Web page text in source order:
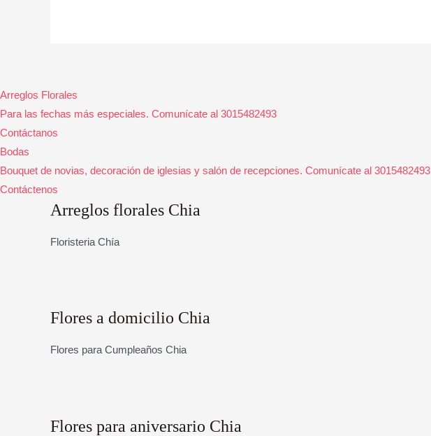
Arreglos Florales
Para las fechas más especiales. Comunícate al 3015482493
Contáctanos
Bodas
Bouquet de novias, decoración de iglesias y salón de recepciones. Comunícate al 3015482493
Contáctenos
Arreglos florales Chia
Floristeria Chía
Flores a domicilio Chia
Flores para Cumpleaños Chia
Flores para aniversario Chia